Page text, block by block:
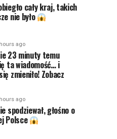
cały kraj, takich
nie było
ago
23 minuty temu
ta wiadomość… i
zmieniło! Zobacz
ago
spodziewał, głośno o
Polsce